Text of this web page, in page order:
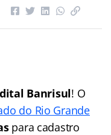
Banrisul! O
do Rio Grande
para cadastro